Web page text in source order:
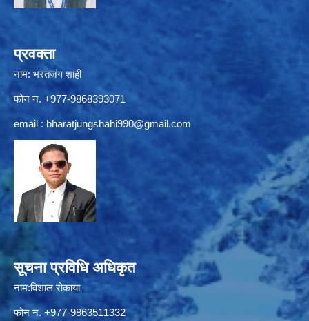
प्रवक्ता
नाम: भरतजंग शाही
फोन न. +977-9868393071
email : bharatjungshahi990@gmail.com
सूचना प्रविधि अधिकृत
नाम:विशाल रोकाया
फोन न. +977-9863511332